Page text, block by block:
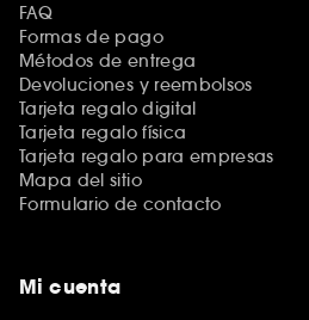
FAQ
Formas de pago
Métodos de entrega
Devoluciones y reembolsos
Tarjeta regalo digital
Tarjeta regalo física
Tarjeta regalo para empresas
Mapa del sitio
Formulario de contacto
Mi cuenta